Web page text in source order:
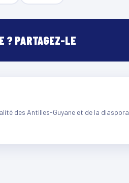
? PARTAGEZ-LE
des Antilles-Guyane et de la